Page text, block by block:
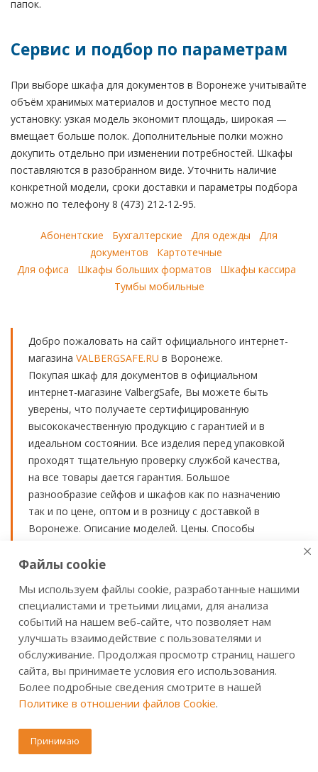
папок.
Сервис и подбор по параметрам
При выборе шкафа для документов в Воронеже учитывайте
объём хранимых материалов и доступное место под
установку: узкая модель экономит площадь, широкая —
вмещает больше полок. Дополнительные полки можно
докупить отдельно при изменении потребностей. Шкафы
поставляются в разобранном виде. Уточнить наличие
конкретной модели, сроки доставки и параметры подбора
можно по телефону 8 (473) 212-12-95.
Абонентские Бухгалтерские Для одежды
Для
документов
Картотечные
Для офиса
Шкафы больших форматов
Шкафы кассира
Тумбы мобильные
Добро пожаловать на сайт официального интернет-
магазина VALBERGSAFE.RU в Воронеже.
Покупая шкаф для документов в официальном
интернет-магазине ValbergSafe, Вы можете быть
уверены, что получаете сертифицированную
высококачественную продукцию с гарантией и в
идеальном состоянии. Все изделия перед упаковкой
проходят тщательную проверку службой качества,
на все товары дается гарантия. Большое
разнообразие сейфов и шкафов как по назначению
так и по цене, оптом и в розницу с доставкой в
Воронеже. Описание моделей. Цены. Способы
Бренд VALBERG
История
Производство
Файлы cookie
Мы используем файлы cookie, разработанные нашими
специалистами и третьими лицами, для анализа
событий на нашем веб-сайте, что позволяет нам
улучшать взаимодействие с пользователями и
обслуживание. Продолжая просмотр страниц нашего
сайта, вы принимаете условия его использования.
Более подробные сведения смотрите в нашей
Политике в отношении файлов Cookie.
Принимаю